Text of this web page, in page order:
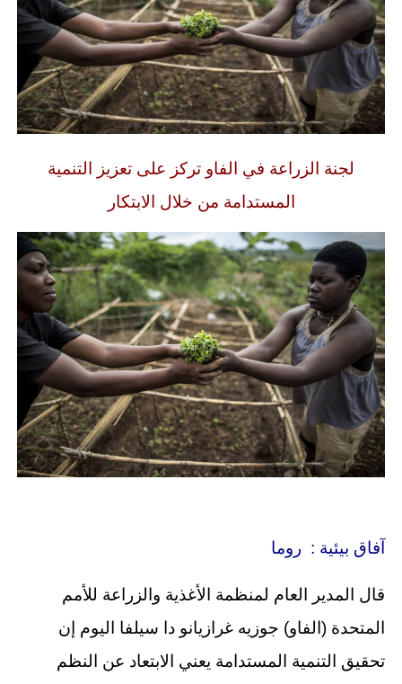
لجنة الزراعة في الفاو تركز على تعزيز التنمية
المستدامة من خلال الابتكار
آفاق بيئية : روما
قال المدير العام لمنظمة الأغذية والزراعة للأمم
المتحدة (الفاو) جوزيه غرازيانو دا سيلفا اليوم إن
تحقيق التنمية المستدامة يعني الابتعاد عن النظم